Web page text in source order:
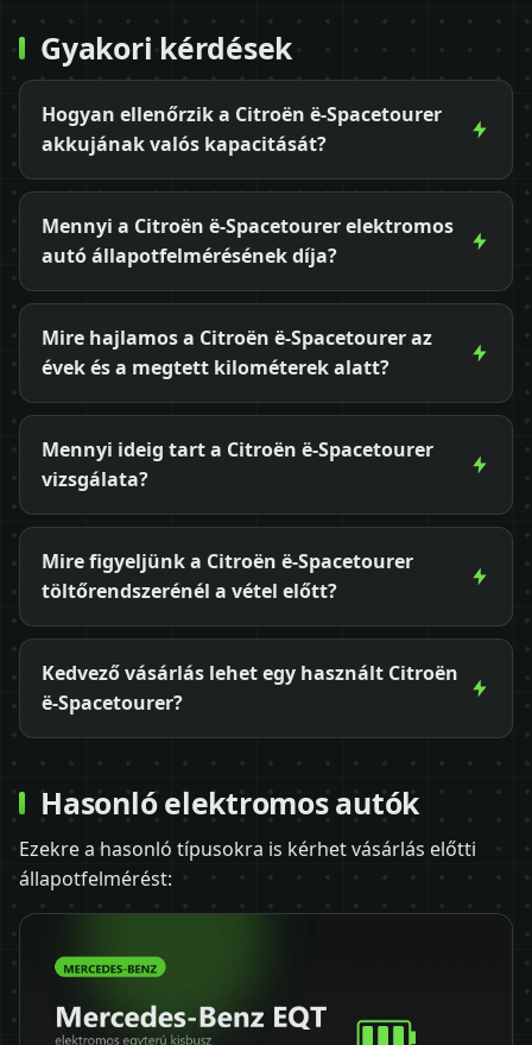
Gyakori kérdések
Hogyan ellenőrzik a Citroën ë-Spacetourer
akkujának valós kapacitását?
Mennyi a Citroën ë-Spacetourer elektromos
autó állapotfelmérésének díja?
Mire hajlamos a Citroën ë-Spacetourer az
évek és a megtett kilométerek alatt?
Mennyi ideig tart a Citroën ë-Spacetourer
vizsgálata?
Mire figyeljünk a Citroën ë-Spacetourer
töltőrendszerénél a vétel előtt?
Kedvező vásárlás lehet egy használt Citroën
ë-Spacetourer?
Hasonló elektromos autók
Ezekre a hasonló típusokra is kérhet vásárlás előtti
állapotfelmérést: